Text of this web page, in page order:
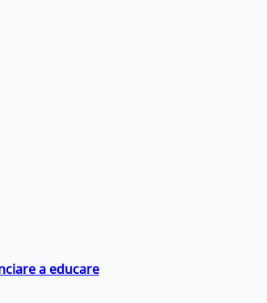
a educare